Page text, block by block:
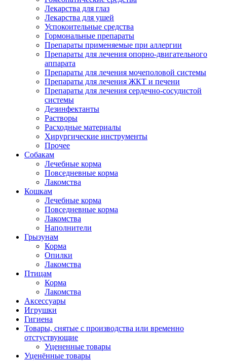
Лекарства для глаз
Лекарства для ушей
Успокоительные средства
Гормональные препараты
Препараты применяемые при аллергии
Препараты для лечения опорно-двигательного
аппарата
Препараты для лечения мочеполовой системы
Препараты для лечения ЖКТ и печени
Препараты для лечения сердечно-сосудистой
системы
Дезинфектанты
Растворы
Расходные материалы
Хирургические инструменты
Прочее
Собакам
Лечебные корма
Повседневные корма
Лакомства
Кошкам
Лечебные корма
Повседневные корма
Лакомства
Наполнители
Грызунам
Корма
Опилки
Лакомства
Птицам
Корма
Лакомства
Аксессуары
Игрушки
Гигиена
Товары, снятые с производства или временно
отстуствующие
Уцененные товары
Уценённые товары